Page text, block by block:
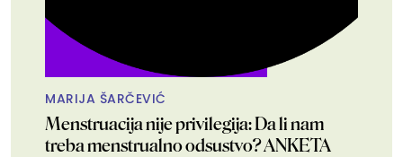
MARIJA ŠARČEVIĆ
Menstruacija nije privilegija: Da li nam
treba menstrualno odsustvo? ANKETA